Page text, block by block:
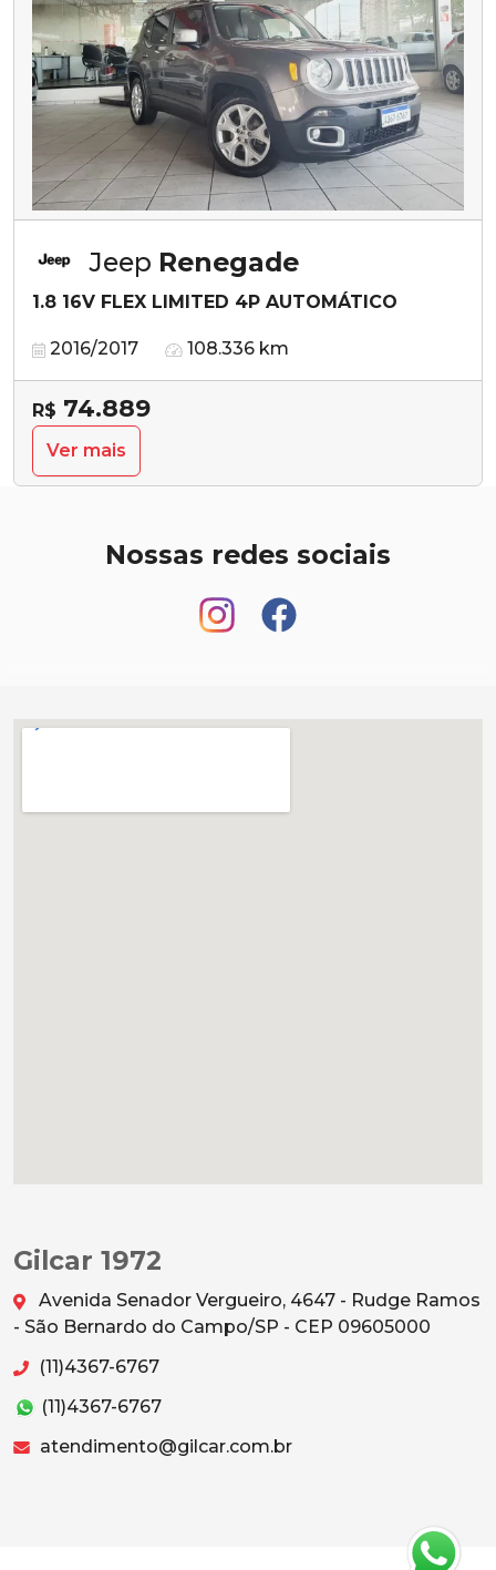
Jeep Renegade
1.8 16V FLEX LIMITED 4P AUTOMÁTICO
2016/2017 108.336 km
R$ 74.889
Ver mais
Nossas redes sociais
Gilcar 1972
Avenida Senador Vergueiro, 4647 - Rudge Ramos
- São Bernardo do Campo/SP - CEP 09605000
(11)4367-6767
(11)4367-6767
atendimento@gilcar.com.br